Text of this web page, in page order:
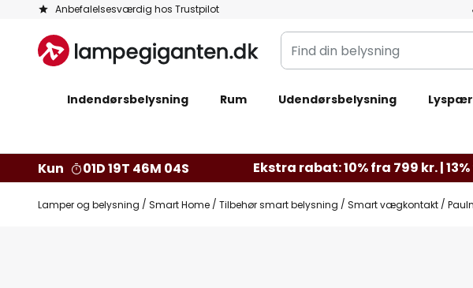
Anbefalelsesværdig hos Trustpilot
Skip
Content
Find
din
Indendørsbelysning Rum Udendørsbelysning
Kun 01D 19T 46M 03S Ekstra rabat: 10% fra 799 kr. |
Lamper og belysning Smart Home Tilbehør smart belysning Smart vægkontakt